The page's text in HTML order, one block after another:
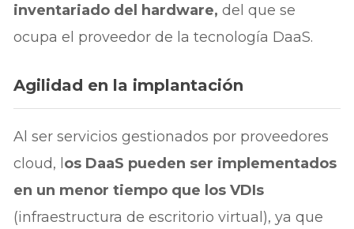
inventariado del hardware, del que se
ocupa el proveedor de la tecnología DaaS.
Agilidad en la implantación
Al ser servicios gestionados por proveedores
cloud, l os DaaS pueden ser implementados
en un menor tiempo que los VDIs
(infraestructura de escritorio virtual), ya que